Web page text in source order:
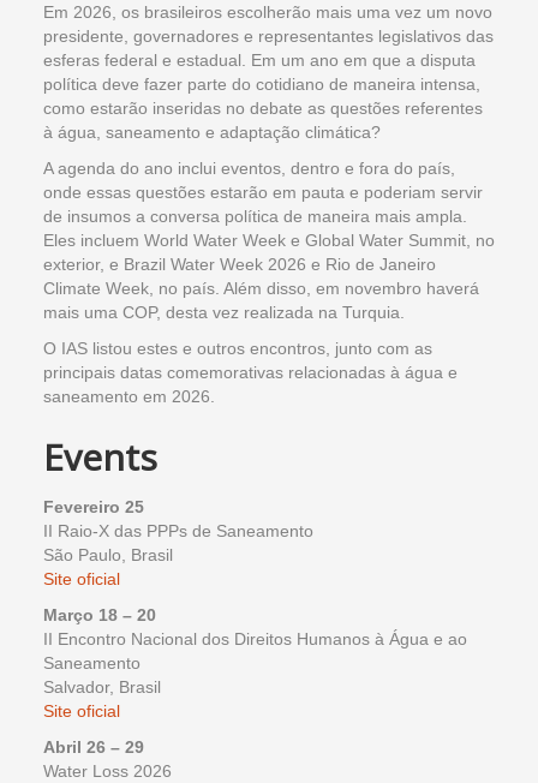
Em 2026, os brasileiros escolherão mais uma vez um novo
presidente, governadores e representantes legislativos das
esferas federal e estadual. Em um ano em que a disputa
política deve fazer parte do cotidiano de maneira intensa,
como estarão inseridas no debate as questões referentes
à água, saneamento e adaptação climática?
A agenda do ano inclui eventos, dentro e fora do país,
onde essas questões estarão em pauta e poderiam servir
de insumos a conversa política de maneira mais ampla.
Eles incluem World Water Week e Global Water Summit, no
exterior, e Brazil Water Week 2026 e Rio de Janeiro
Climate Week, no país. Além disso, em novembro haverá
mais uma COP, desta vez realizada na Turquia.
O IAS listou estes e outros encontros, junto com as
principais datas comemorativas relacionadas à água e
saneamento em 2026.
Events
Fevereiro 25
II Raio-X das PPPs de Saneamento
São Paulo, Brasil
Site oficial
Março 18 – 20
II Encontro Nacional dos Direitos Humanos à Água e ao
Saneamento
Salvador, Brasil
Site oficial
Abril 26 – 29
Water Loss 2026